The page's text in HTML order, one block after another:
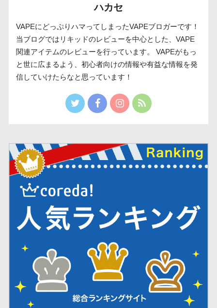
ハカセ
VAPEにどっぷりハマってしまったVAPEブロガーです！
当ブログではリキッドのレビューを中心とした、VAPE
関連アイテムのレビューを行っています。 VAPEがもっ
と世に広まるよう、初心者向けの情報や有益な情報を発
信していけたらなと思っています！